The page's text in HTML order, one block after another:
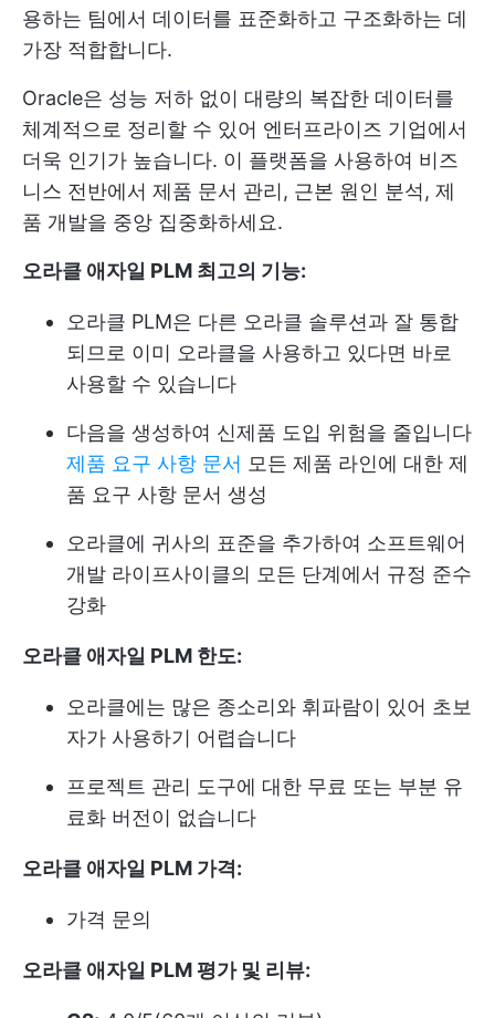
용하는 팀에서 데이터를 표준화하고 구조화하는 데
가장 적합합니다.
Oracle은 성능 저하 없이 대량의 복잡한 데이터를
체계적으로 정리할 수 있어 엔터프라이즈 기업에서
더욱 인기가 높습니다. 이 플랫폼을 사용하여 비즈
니스 전반에서 제품 문서 관리, 근본 원인 분석, 제
품 개발을 중앙 집중화하세요.
오라클 애자일 PLM 최고의 기능:
오라클 PLM은 다른 오라클 솔루션과 잘 통합
되므로 이미 오라클을 사용하고 있다면 바로
사용할 수 있습니다
다음을 생성하여 신제품 도입 위험을 줄입니다
제품 요구 사항 문서 모든 제품 라인에 대한 제
품 요구 사항 문서 생성
오라클에 귀사의 표준을 추가하여 소프트웨어
개발 라이프사이클의 모든 단계에서 규정 준수
강화
오라클 애자일 PLM 한도:
오라클에는 많은 종소리와 휘파람이 있어 초보
자가 사용하기 어렵습니다
프로젝트 관리 도구에 대한 무료 또는 부분 유
료화 버전이 없습니다
오라클 애자일 PLM 가격:
가격 문의
오라클 애자일 PLM 평가 및 리뷰: